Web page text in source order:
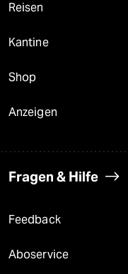
Reisen
Kantine
Shop
Anzeigen
Fragen & Hilfe
Feedback
Aboservice